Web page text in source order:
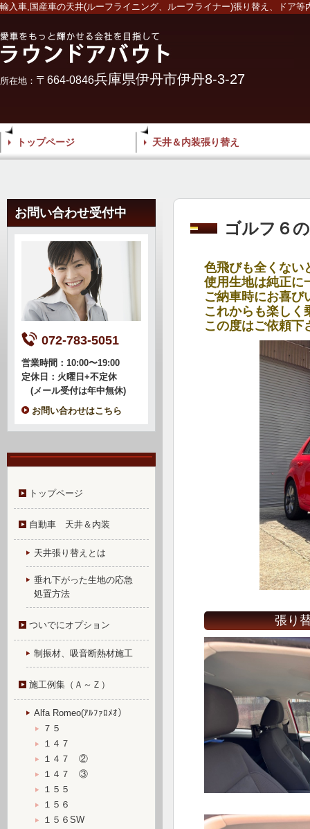
輸入車,国産車の天井(ルーフライニング、ルーフライナー)張り替え、ドア
所在地： 〒664-0846兵庫県伊丹市伊丹8-3-27
トップページ 天井＆内装張り替え
ゴルフ６
色飛びも全くない
使用生地は純正に
ご納車時にお喜び
これからも楽しく
この度はご依頼下
張り替
お問い合わせ受付中
072-783-5051
営業時間：10:00〜19:00
定休日：火曜日+不定休
(メール受付は年中無休)
お問い合わせはこちら
トップページ
自動車 天井＆内装
天井張り替えとは
垂れ下がった生地の応急
処置方法
ついでにオプション
制振材、吸音断熱材施工
施工例集（Ａ～Ｚ）
Alfa Romeo(ｱﾙﾌｧﾛﾒｵ）
７５
１４７
１４７ ②
１４７ ③
１５５
１５６
１５６SW